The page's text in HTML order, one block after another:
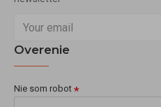
Overenie
Nie som robot